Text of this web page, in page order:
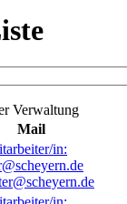
Verwaltung
Mail